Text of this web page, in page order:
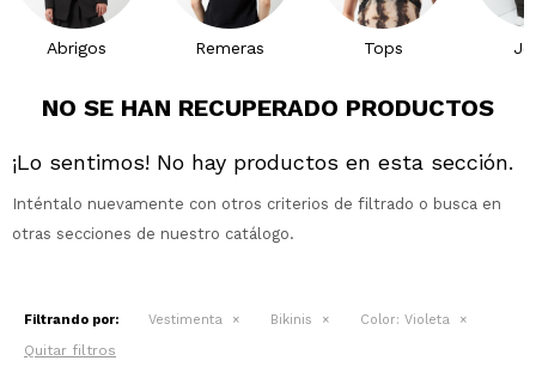
Abrigos Remeras Tops
NO SE HAN RECUPERADO PRODUCTOS
¡Lo sentimos! No hay productos en esta sección.
Inténtalo nuevamente con otros criterios de filtrado o busca en
otras secciones de nuestro catálogo.
Filtrando por: Vestimenta Bikinis Color: Violeta
Quitar filtros
Ayuda